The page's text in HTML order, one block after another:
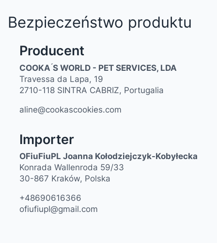
Bezpieczeństwo produktu
Producent
COOKA ́S WORLD - PET SERVICES, LDA
Travessa da Lapa, 19
2710-118 SINTRA CABRIZ, Portugalia
aline@cookascookies.com
Importer
OFiuFiuPL Joanna Kołodziejczyk-Kobyłecka
Konrada Wallenroda 59/33
30-867 Kraków, Polska
+48690616366
ofiufiupl@gmail.com